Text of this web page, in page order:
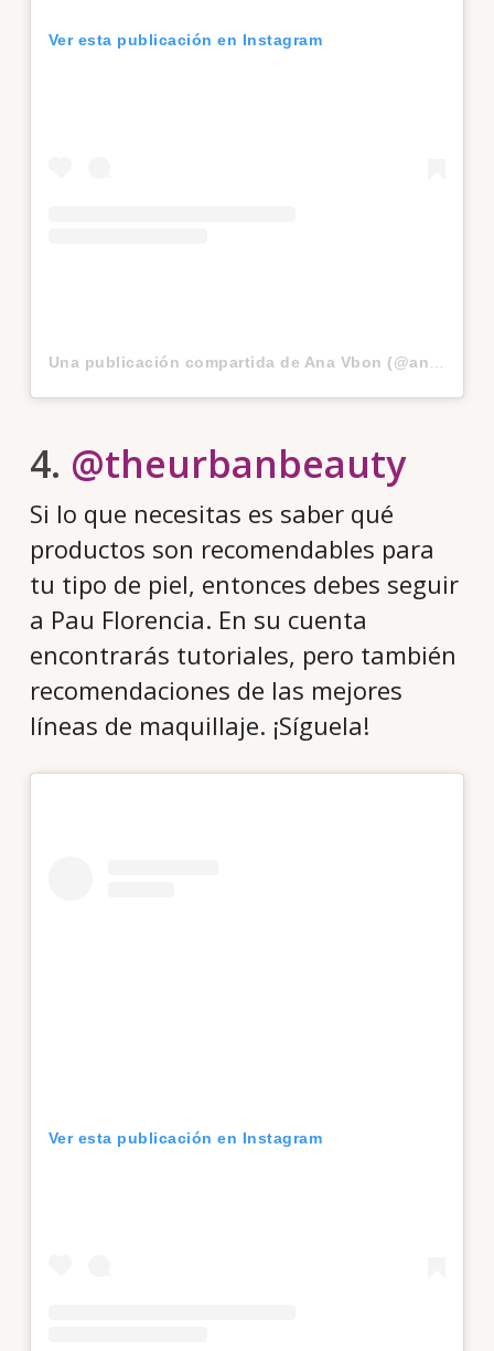
Ver esta publicación en Instagram
4. @theurbanbeauty
Si lo que necesitas es saber qué
productos son recomendables para
tu tipo de piel, entonces debes seguir
a Pau Florencia. En su cuenta
encontrarás tutoriales, pero también
recomendaciones de las mejores
líneas de maquillaje. ¡Síguela!
Ver esta publicación en Instagram